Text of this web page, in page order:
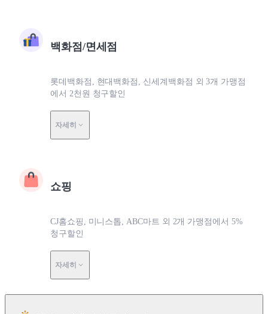
백화점/면세점
롯데백화점, 현대백화점, 신세계백화점 외 3개 가맹점
에서 2천원 청구할인
자세히
쇼핑
CJ홈쇼핑, 미니스톱, ABC마트 외 2개 가맹점에서 5%
청구할인
자세히